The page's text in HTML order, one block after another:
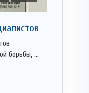
борьбы, ...